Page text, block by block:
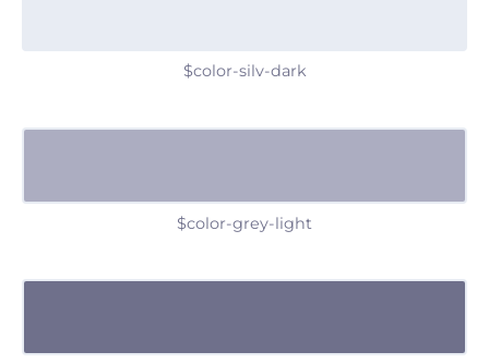
$color-silv-dark
$color-grey-light